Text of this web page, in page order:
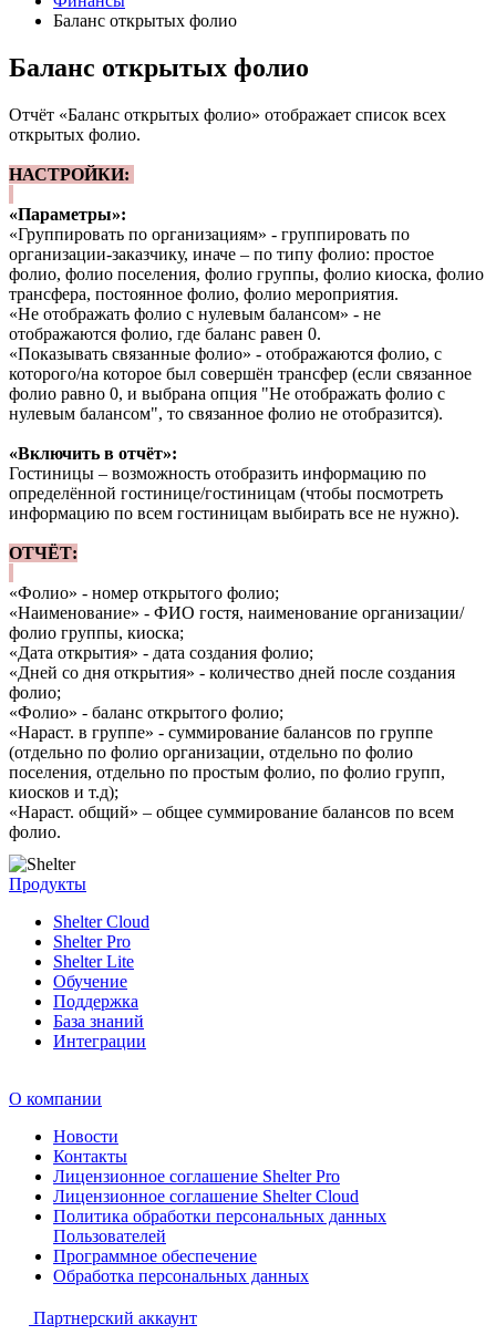
Баланс открытых фолио
Баланс открытых фолио
Отчёт «Баланс открытых фолио» отображает список всех
открытых фолио.
НАСТРОЙКИ:
«Параметры»:
«Группировать по организациям» - группировать по
организации-заказчику, иначе – по типу фолио: простое
фолио, фолио поселения, фолио группы, фолио киоска, фолио
трансфера, постоянное фолио, фолио мероприятия.
«Не отображать фолио с нулевым балансом» - не
отображаются фолио, где баланс равен 0.
«Показывать связанные фолио» - отображаются фолио, с
которого/на которое был совершён трансфер (если связанное
фолио равно 0, и выбрана опция "Не отображать фолио с
нулевым балансом", то связанное фолио не отобразится).
«Включить в отчёт»:
Гостиницы – возможность отобразить информацию по
определённой гостинице/гостиницам (чтобы посмотреть
информацию по всем гостиницам выбирать все не нужно).
ОТЧЁТ:
«Фолио» - номер открытого фолио;
«Наименование» - ФИО гостя, наименование организации/
фолио группы, киоска;
«Дата открытия» - дата создания фолио;
«Дней со дня открытия» - количество дней после создания
фолио;
«Фолио» - баланс открытого фолио;
«Нараст. в группе» - суммирование балансов по группе
(отдельно по фолио организации, отдельно по фолио
поселения, отдельно по простым фолио, по фолио групп,
киосков и т.д);
«Нараст. общий» – общее суммирование балансов по всем
фолио.
Продукты
Shelter Cloud
Shelter Pro
Shelter Lite
Обучение
Поддержка
База знаний
Интеграции
О компании
Новости
Контакты
Лицензионное соглашение Shelter Pro
Лицензионное соглашение Shelter Cloud
Политика обработки персональных данных
Пользователей
Программное обеспечение
Обработка персональных данных
Партнерский аккаунт